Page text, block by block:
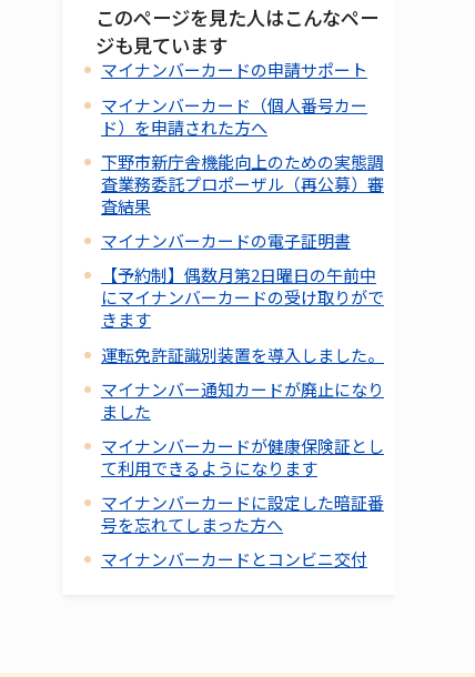
このページを見た人はこんなペー
ジも見ています
マイナンバーカードの申請サポート
マイナンバーカード（個人番号カー
ド）を申請された方へ
下野市新庁舎機能向上のための実態調
査業務委託プロポーザル（再公募）審
査結果
マイナンバーカードの電子証明書
【予約制】偶数月第2日曜日の午前中
にマイナンバーカードの受け取りがで
きます
運転免許証識別装置を導入しました。
マイナンバー通知カードが廃止になり
ました
マイナンバーカードが健康保険証とし
て利用できるようになります
マイナンバーカードに設定した暗証番
号を忘れてしまった方へ
マイナンバーカードとコンビニ交付